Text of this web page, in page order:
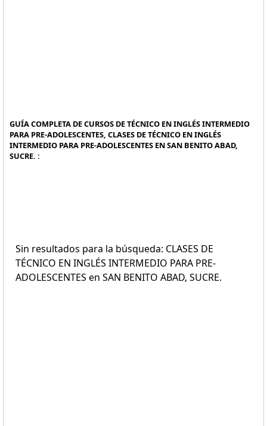
GUÍA COMPLETA DE CURSOS DE TÉCNICO EN INGLÉS INTERMEDIO
PARA PRE-ADOLESCENTES, CLASES DE TÉCNICO EN INGLÉS
INTERMEDIO PARA PRE-ADOLESCENTES EN SAN BENITO ABAD,
SUCRE. :
Sin resultados para la búsqueda: CLASES DE
TÉCNICO EN INGLÉS INTERMEDIO PARA PRE-
ADOLESCENTES en SAN BENITO ABAD, SUCRE.